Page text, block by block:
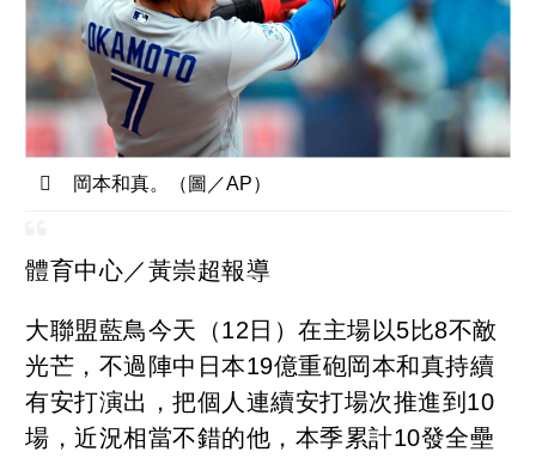
岡本和真。（圖／AP）
體育中心／黃崇超報導
大聯盟藍鳥今天（12日）在主場以5比8不敵
光芒，不過陣中日本19億重砲岡本和真持續
有安打演出，把個人連續安打場次推進到10
場，近況相當不錯的他，本季累計10發全壘